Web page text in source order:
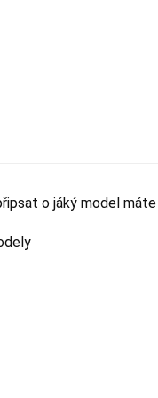
o jáký model